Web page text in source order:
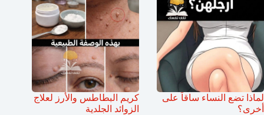
لماذا تضع النساء ساقاً على
أخرى؟
كريم البطاطس والأرز لعلاج
الزوائد الجلدية